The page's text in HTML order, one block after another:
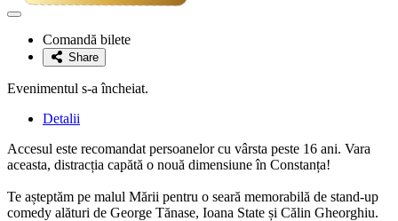
Adaugă
favoriteComandă bilete
Share
Evenimentul s-a încheiat.
Detalii
Accesul este recomandat persoanelor cu vârsta peste 16 ani. Vara
aceasta, distracția capătă o nouă dimensiune în Constanța!
Te așteptăm pe malul Mării pentru o seară memorabilă de stand-up
comedy alături de George Tănase, Ioana State și Călin Gheorghiu.